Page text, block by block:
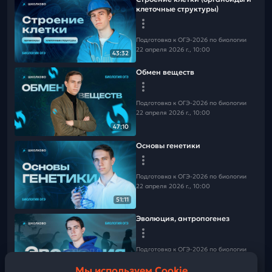
социальных сетях👇🏻
📲ТГ
📲 ВК
📲Канал в MAX
⚠️Чтобы не пропустить вебинары и полезную информацию
подпишись на рассылку
43:32
клеточные структуры)
Подготовка к ОГЭ-2026 по биологии
22 апреля 2026 г., 10:00
47:10
Обмен веществ
Подготовка к ОГЭ-2026 по биологии
22 апреля 2026 г., 10:00
51:11
Основы генетики
Подготовка к ОГЭ-2026 по биологии
22 апреля 2026 г., 10:00
Эволюция, антропогенез
Подготовка к ОГЭ-2026 по биологии